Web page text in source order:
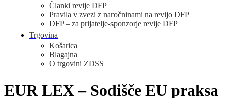
Članki revije DFP
Pravila v zvezi z naročninami na revijo DFP
DFP – za prijatelje-sponzorje revije DFP
Trgovina
Košarica
Blagajna
O trgovini ZDSS
EUR LEX – Sodišče EU praksa